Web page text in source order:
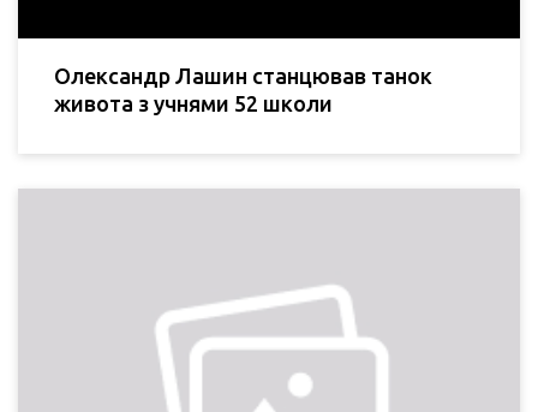
Олександр Лашин станцював танок
живота з учнями 52 школи